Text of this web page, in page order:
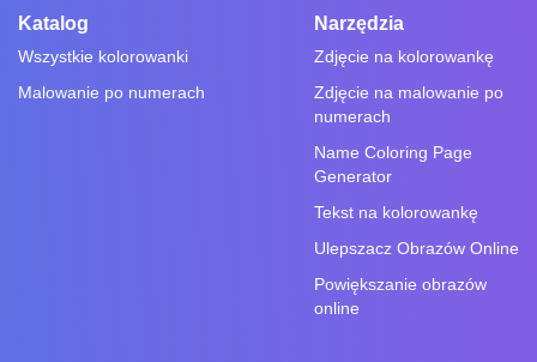
Katalog
Wszystkie kolorowanki
Malowanie po numerach
Narzędzia
Zdjęcie na kolorowankę
Zdjęcie na malowanie po
numerach
Name Coloring Page
Generator
Tekst na kolorowankę
Ulepszacz Obrazów Online
Powiększanie obrazów
online